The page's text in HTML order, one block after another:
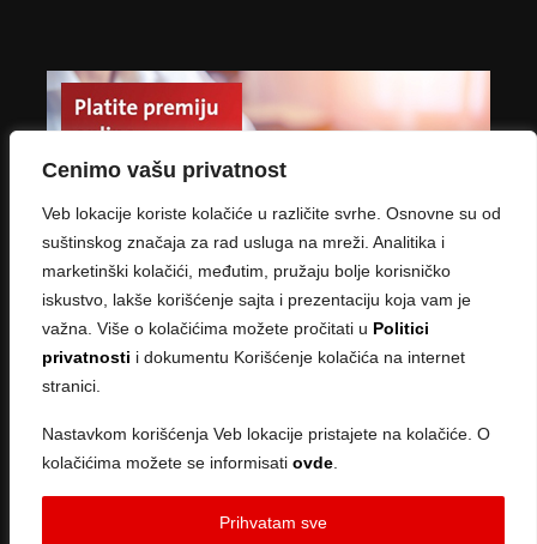
Cenimo vašu privatnost
Veb lokacije koriste kolačiće u različite svrhe. Osnovne su od
suštinskog značaja za rad usluga na mreži. Analitika i
marketinški kolačići, međutim, pružaju bolje korisničko
iskustvo, lakše korišćenje sajta i prezentaciju koja vam je
važna. Više o kolačićima možete pročitati u Politici
privatnosti i dokumentu Korišćenje kolačića na internet
stranici.
Nastavkom korišćenja Veb lokacije pristajete na kolačiće. O
kolačićima možete se informisati ovde
Prihvatam sve
Copyright © 2026 · Created bySve ce biti u redu